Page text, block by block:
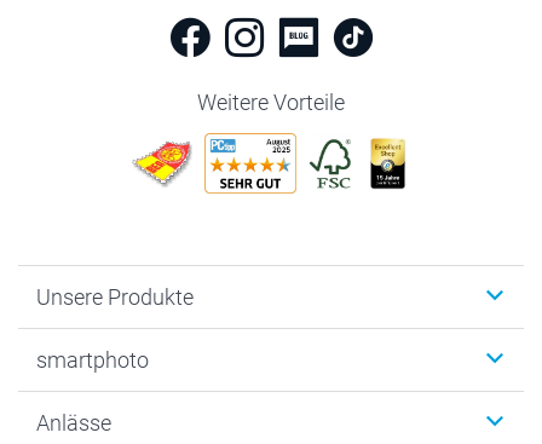
Weitere Vorteile
Unsere Produkte
Fotogeschenke
MyNameBook
smartphoto
Warum smartphoto
Anlässe